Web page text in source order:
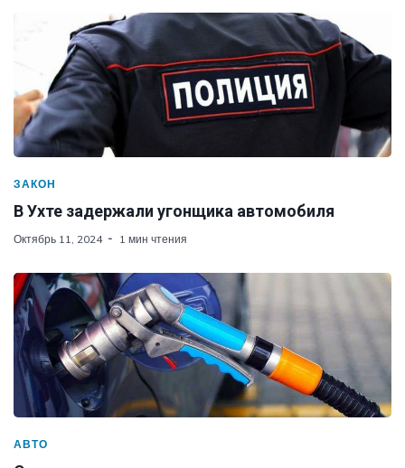
ЗАКОН
В Ухте задержали угонщика автомобиля
Октябрь 11, 2024 1 мин чтения
АВТО